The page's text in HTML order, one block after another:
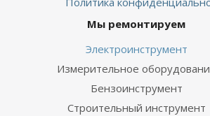
Мы ремонтируем
Электроинструмент
Измерительное
Бензоинструмент
Строительный инструмент